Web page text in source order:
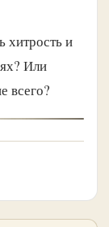
хитрость и
Или
всего?